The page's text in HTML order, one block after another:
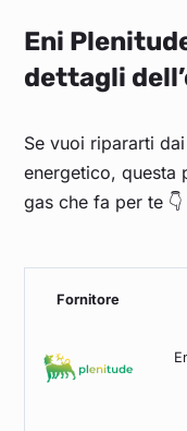
Eni
dettagli
Se vuoi ripararti
energetico, questa
gas che fa per te 👇
Fornitore